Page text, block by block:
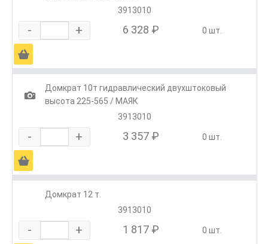
3913010
- + 6 328 ₽ 0 шт.
Ä
1
Домкрат 10т гидравлический двухштоковый
высота 225-565 / МАЯК
3913010
- + 3 357 ₽ 0 шт.
Ä
Домкрат 12 т.
3913010
- + 1 817 ₽ 0 шт.